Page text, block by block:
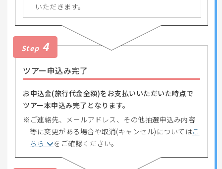
いただきます。
Step 4
ツアー申込み完了
お申込金(旅行代金全額)をお支払いいただいた時点で
ツアー本申込み完了となります。
ご連絡先、メールアドレス、その他抽選申込み内容
等に変更がある場合や取消(キャンセル)についてはこ
ちら
をご確認ください。